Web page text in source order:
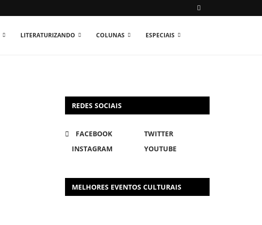
LITERATURIZANDO COLUNAS ESPECIAIS
REDES SOCIAIS
FACEBOOK
TWITTER
INSTAGRAM
YOUTUBE
MELHORES EVENTOS CULTURAIS